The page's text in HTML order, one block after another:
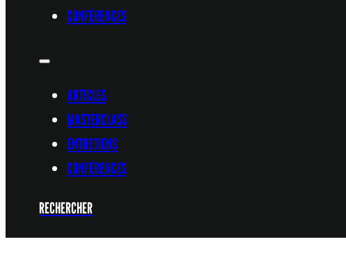
CONFÉRENCES
ARTICLES
MASTERCLASS
ENTRETIENS
CONFÉRENCES
RECHERCHER